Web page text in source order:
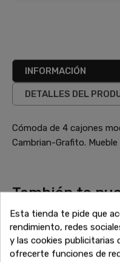
INFORMACIÓN
DETALLES DEL
Cómoda de 4 cajones
Cambrian-Grafito. Mueble
También te
¿No has terminado aún?
increíbles ofertas de
Encuentra más sofás,
necesitas para completar
Esta tienda te pide que
rendimiento, redes
y las cookies publicitarias
ofrecerte funciones de